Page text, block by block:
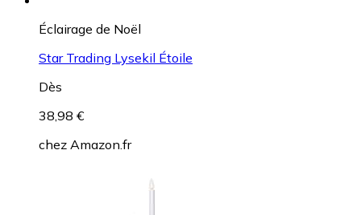
Éclairage de Noël
Star Trading Lysekil Étoile
Dès
38,98 €
chez Amazon.fr